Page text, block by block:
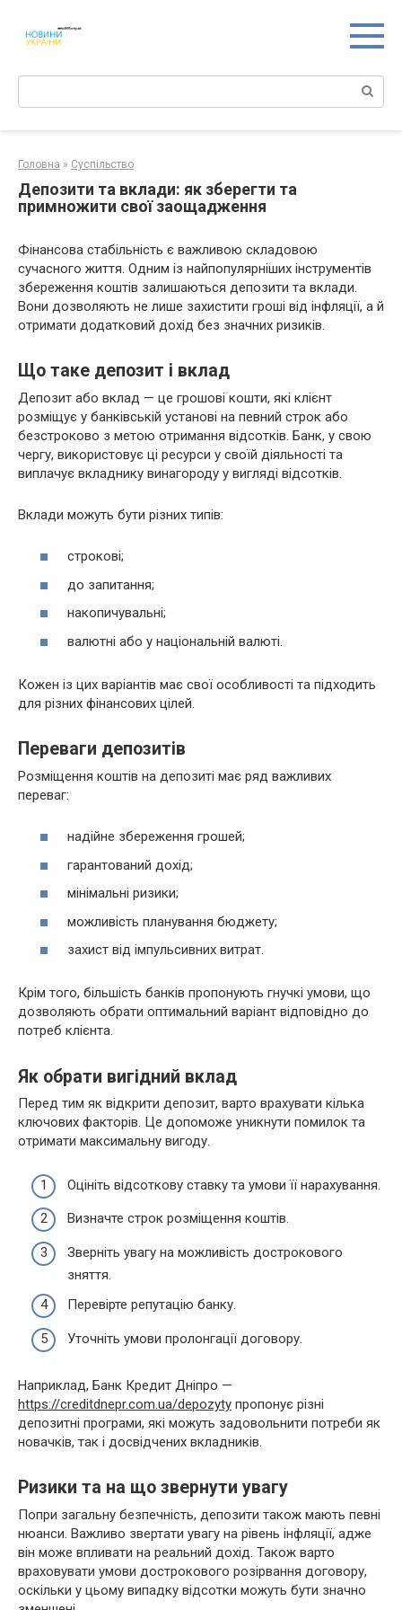
контенту
Поиск:
Головна » Суспільство
Депозити та вклади: як зберегти та
примножити свої заощадження
Фінансова стабільність є важливою складовою
сучасного життя. Одним із найпопулярніших інструментів
збереження коштів залишаються депозити та вклади.
Вони дозволяють не лише захистити гроші від інфляції, а й
отримати додатковий дохід без значних ризиків.
Що таке депозит і вклад
Депозит або вклад — це грошові кошти, які клієнт
розміщує у банківській установі на певний строк або
безстроково з метою отримання відсотків. Банк, у свою
чергу, використовує ці ресурси у своїй діяльності та
виплачує вкладнику винагороду у вигляді відсотків.
Вклади можуть бути різних типів:
строкові;
до запитання;
накопичувальні;
валютні або у національній валюті.
Кожен із цих варіантів має свої особливості та підходить
для різних фінансових цілей.
Переваги депозитів
Розміщення коштів на депозиті має ряд важливих
переваг:
надійне збереження грошей;
гарантований дохід;
мінімальні ризики;
можливість планування бюджету;
захист від імпульсивних витрат.
Крім того, більшість банків пропонують гнучкі умови, що
дозволяють обрати оптимальний варіант відповідно до
потреб клієнта.
Як обрати вигідний вклад
Перед тим як відкрити депозит, варто врахувати кілька
ключових факторів. Це допоможе уникнути помилок та
отримати максимальну вигоду.
Оцініть відсоткову ставку та умови її нарахування.
Визначте строк розміщення коштів.
Зверніть увагу на можливість дострокового
зняття.
Перевірте репутацію банку.
Уточніть умови пролонгації договору.
Наприклад, Банк Кредит Дніпро —
https://creditdnepr.com.ua/depozyty пропонує різні
депозитні програми, які можуть задовольнити потреби як
новачків, так і досвідчених вкладників.
Ризики та на що звернути увагу
Попри загальну безпечність, депозити також мають певні
нюанси. Важливо звертати увагу на рівень інфляції, адже
він може впливати на реальний дохід. Також варто
враховувати умови дострокового розірвання договору,
оскільки у цьому випадку відсотки можуть бути значно